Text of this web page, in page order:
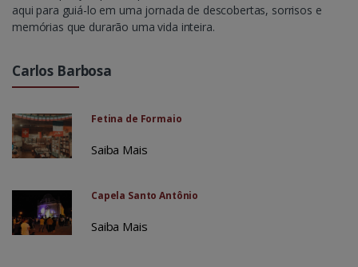
aqui para guiá-lo em uma jornada de descobertas, sorrisos e
memórias que durarão uma vida inteira.
Carlos Barbosa
Fetina de Formaio
Saiba Mais
Capela Santo Antônio
Saiba Mais